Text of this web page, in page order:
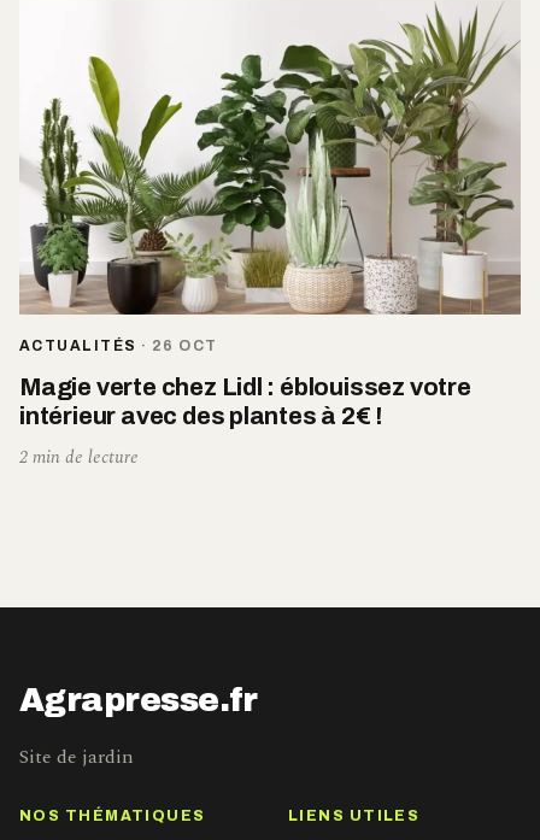
ACTUALITÉS · 26 OCT
Magie verte chez Lidl : éblouissez votre
intérieur avec des plantes à 2€ !
2 min de lecture
Agrapresse.fr
Site de jardin
NOS THÉMATIQUES LIENS UTILES